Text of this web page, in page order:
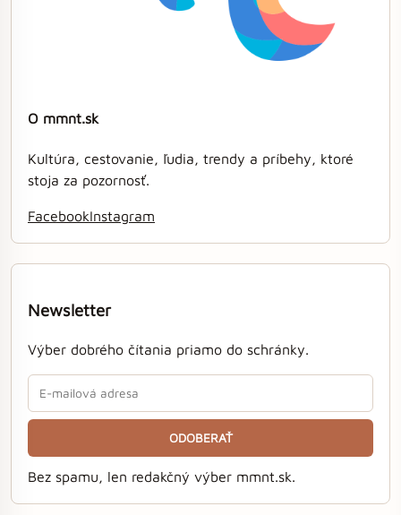
O mmnt.sk
Kultúra, cestovanie, ľudia, trendy a príbehy, ktoré
stoja za pozornosť.
FacebookInstagram
Newsletter
Výber dobrého čítania priamo do schránky.
ODOBERAŤ
Bez spamu, len redakčný výber mmnt.sk.